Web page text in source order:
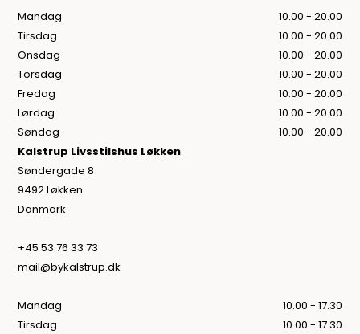
Mandag
10.00 - 20.00
Tirsdag
10.00 - 20.00
Onsdag
10.00 - 20.00
Torsdag
10.00 - 20.00
Fredag
10.00 - 20.00
Lørdag
10.00 - 20.00
Søndag
10.00 - 20.00
Kalstrup Livsstilshus Løkken
Søndergade 8
9492 Løkken
Danmark
+45 53 76 33 73
mail@bykalstrup.dk
Mandag
10.00 - 17.30
Tirsdag
10.00 - 17.30